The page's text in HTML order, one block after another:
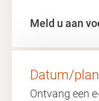
Meld u aan
Datum/
Ontvang een